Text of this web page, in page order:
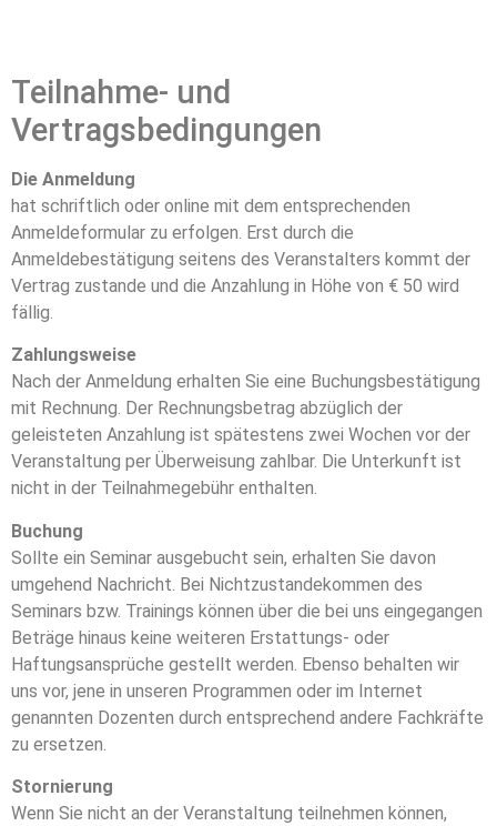
Teilnahme- und
Vertragsbedingungen
Die Anmeldung
hat schriftlich oder online mit dem entsprechenden
Anmeldeformular zu erfolgen. Erst durch die
Anmeldebestätigung seitens des Veranstalters kommt der
Vertrag zustande und die Anzahlung in Höhe von € 50 wird
fällig.
Zahlungsweise
Nach der Anmeldung erhalten Sie eine Buchungsbestätigung
mit Rechnung. Der Rechnungsbetrag abzüglich der
geleisteten Anzahlung ist spätestens zwei Wochen vor der
Veranstaltung per Überweisung zahlbar. Die Unterkunft ist
nicht in der Teilnahmegebühr enthalten.
Buchung
Sollte ein Seminar ausgebucht sein, erhalten Sie davon
umgehend Nachricht. Bei Nichtzustandekommen des
Seminars bzw. Trainings können über die bei uns eingegangen
Beträge hinaus keine weiteren Erstattungs- oder
Haftungsansprüche gestellt werden. Ebenso behalten wir
uns vor, jene in unseren Programmen oder im Internet
genannten Dozenten durch entsprechend andere Fachkräfte
zu ersetzen.
Stornierung
Wenn Sie nicht an der Veranstaltung teilnehmen können,